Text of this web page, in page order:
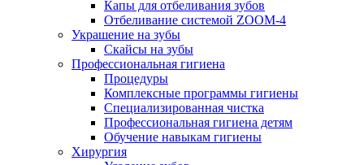
Капы для отбеливания зубов
Отбеливание системой ZOOM-4
Украшение на зубы
Скайсы на зубы
Профессиональная гигиена
Процедуры
Комплексные программы гигиены
Специализированная чистка
Профессиональная гигиена детям
Обучение навыкам гигиены
Хирургия